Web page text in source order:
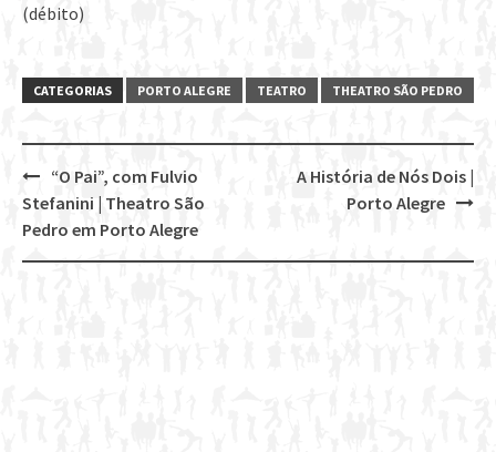
(débito)
CATEGORIAS PORTO ALEGRE TEATRO THEATRO SÃO PEDRO
Post
navigation
A História de Nós Dois |
Porto Alegre
“O Pai”, com Fulvio
Stefanini | Theatro São
Pedro em Porto Alegre